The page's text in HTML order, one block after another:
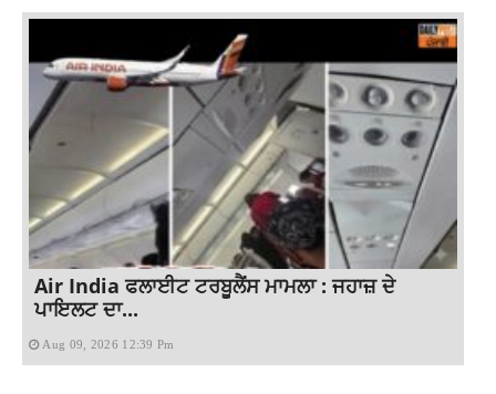
Air India ਫਲਾਈਟ ਟਰਬੂਲੈਂਸ ਮਾਮਲਾ : ਜਹਾਜ਼ ਦੇ
ਪਾਇਲਟ ਦਾ...
Aug 09, 2026 12:39 Pm